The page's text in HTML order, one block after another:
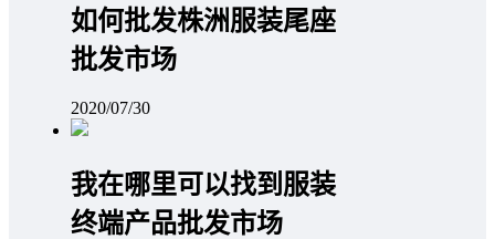
如何批发株洲服装尾座
批发市场
2020/07/30
我在哪里可以找到服装
终端产品批发市场